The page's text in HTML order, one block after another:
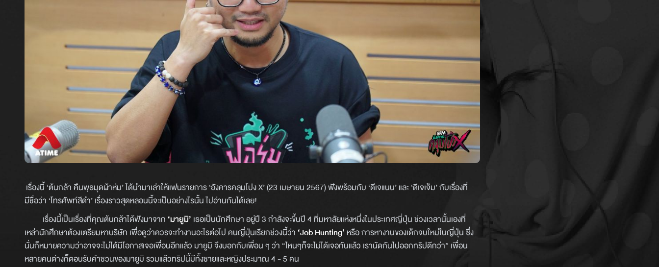
เรื่องนี้ ‘ต้นกล้า คืนพุธมุดผ้าห่ม’ ได้นำมาเล่าให้แฟนรายการ ‘อังคารคลุมโปง X’ (23 เมษายน 2567) ฟังพร้อมกับ ‘ดีเจแนน’ และ ‘ดีเจเจ็ม’ กับเรื่องที่
มีชื่อว่า ‘โทรศัพท์สีดำ’ เรื่องราวสุดหลอนนี้จะเป็นอย่างไรนั้น ไปอ่านกันได้เลย!
เรื่องนี้เป็นเรื่องที่คุณต้นกล้าได้ฟังมาจาก ‘มายูมิ’ เธอเป็นนักศึกษา อยู่ปี 3 กำลังจะขึ้นปี 4 ที่มหาลัยแห่งหนึ่งในประเทศญี่ปุ่น ช่วงเวลานั้นเองที่
เหล่านักศึกษาต้องเตรียมหาบริษัท เพื่อดูว่าควรจะทำงานอะไรต่อไป คนญี่ปุ่นเรียกช่วงนี้ว่า ‘Job Hunting’ หรือ การหางานของเด็กจบใหม่ในญี่ปุ่น ซึ่ง
นั่นก็หมายความว่าอาจจะไม่ได้มีโอกาสเจอเพื่อนอีกแล้ว มายูมิ จึงบอกกับเพื่อน ๆ ว่า “ไหนๆก็จะไม่ได้เจอกันแล้ว เรานัดกันไปออกทริปดีกว่า” เพื่อน
หลายคนต่างก็ตอบรับคำชวนของมายูมิ รวมแล้วทริปนี้มีทั้งชายและหญิงประมาณ 4 - 5 คน